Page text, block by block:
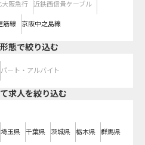
大阪急行 近鉄西信貴ケーブル
筋線 京阪中之島線
態で絞り込む
パート・アルバイト
求人を絞り込む
埼玉県 千葉県 茨城県 栃木県 群馬県